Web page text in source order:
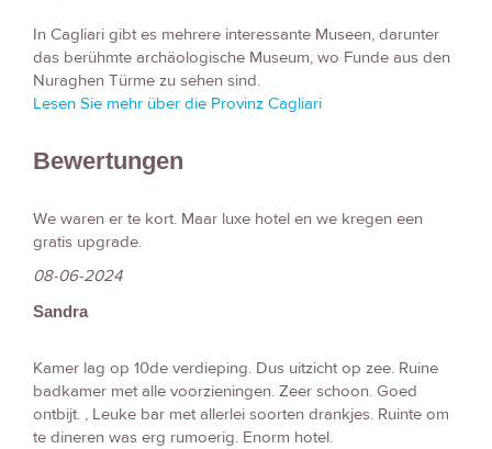
In Cagliari gibt es mehrere interessante Museen, darunter
das berühmte archäologische Museum, wo Funde aus den
Nuraghen Türme zu sehen sind.
Lesen Sie mehr über die Provinz Cagliari
Bewertungen
We waren er te kort. Maar luxe hotel en we kregen een
gratis upgrade.
08-06-2024
Sandra
Kamer lag op 10de verdieping. Dus uitzicht op zee. Ruine
badkamer met alle voorzieningen. Zeer schoon. Goed
ontbijt. , Leuke bar met allerlei soorten drankjes. Ruinte om
te dineren was erg rumoerig. Enorm hotel.